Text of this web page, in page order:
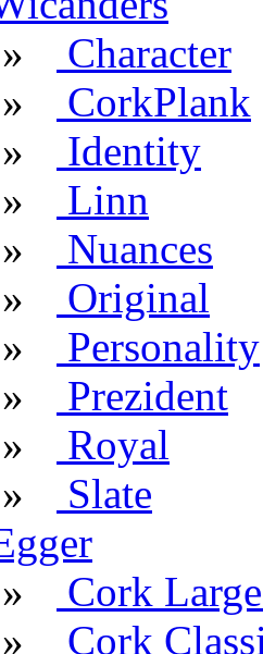
»
Character
»
CorkPlank
»
Identity
»
Linn
»
Nuances
»
Original
»
Personality
»
Prezident
»
Royal
»
Slate
»
Cork
»
Cork